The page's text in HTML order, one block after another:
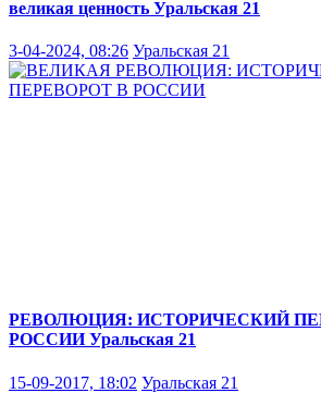
великая ценность Уральская 21
3-04-2024, 08:26 Уральская 21
РЕВОЛЮЦИЯ: ИСТОРИЧЕСКИЙ
РОССИИ Уральская 21
15-09-2017, 18:02 Уральская 21